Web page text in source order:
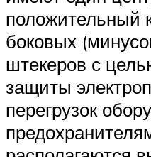
положительный
боковых
штекеров с
защиты
перегрузок